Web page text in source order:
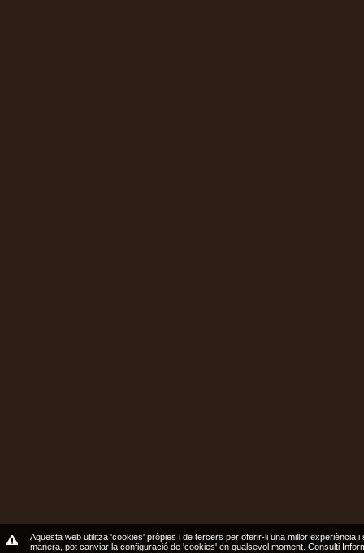
Aquesta web utilitza 'cookies' pròpies i de tercers per oferir-li una millor
manera, pot canviar la configuració de 'cookies' en qualsevol moment. Consulti